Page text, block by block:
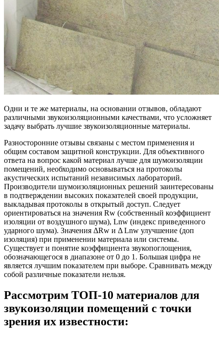
Одни и те же материалы, на основании отзывов, обладают
различными звукоизоляционными качествами, что усложняет
задачу выбрать лучшие звукоизоляционные материалы.
Разносторонние отзывы связаны с местом применения и
общим составом защитной конструкции. Для объективного
ответа на вопрос какой материал лучше для шумоизоляции
помещений, необходимо основываться на протоколы
акустических испытаний независимых лабораторий.
Производители шумоизоляционных решений заинтересованы
в подтверждении высоких показателей своей продукции,
выкладывая протоколы в открытый доступ. Следует
ориентироваться на значения Rw (собственный коэффициент
изоляции от воздушного шума), Lnw (индекс приведенного
ударного шума). Значения ΔRw и Δ Lnw улучшение (доп
изоляция) при применении материала или системы.
Существует и понятие коэффициента звукопоглощения,
обозначающегося в диапазоне от 0 до 1. Большая цифра не
является лучшим показателем при выборе. Сравнивать между
собой различные показатели нельзя.
Рассмотрим ТОП-10 материалов для
звукоизоляции помещений с точки
зрения их известности: